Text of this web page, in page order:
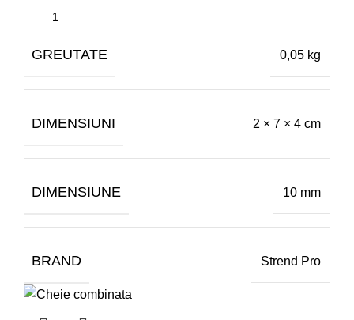
GREUTATE 0,05 kg
DIMENSIUNI 2 × 7 × 4 cm
DIMENSIUNE 10 mm
BRAND Strend Pro